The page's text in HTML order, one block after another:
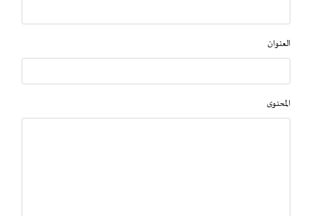
العنوان
المحتوى